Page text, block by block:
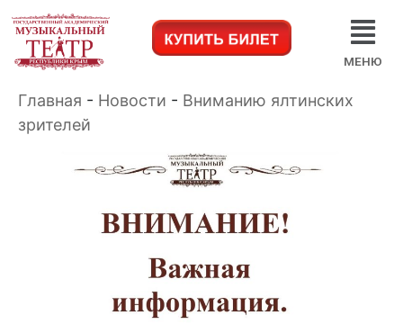
МЕНЮ
Главная - Новости - Вниманию ялтинских
зрителей